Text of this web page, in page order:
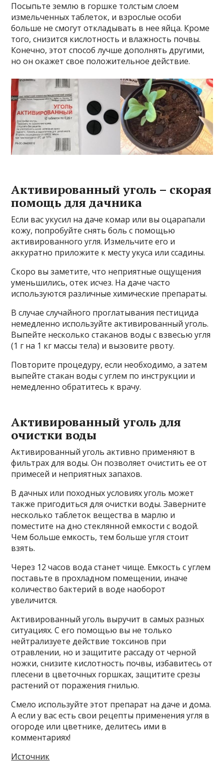
Посыпьте землю в горшке толстым слоем
измельченных таблеток, и взрослые особи
больше не смогут откладывать в нее яйца. Кроме
того, снизится кислотность и влажность почвы.
Конечно, этот способ лучше дополнять другими,
но он окажет свое положительное действие.
Активированный уголь – скорая
помощь для дачника
Если вас укусил на даче комар или вы оцарапали
кожу, попробуйте снять боль с помощью
активированного угля. Измельчите его и
аккуратно приложите к месту укуса или ссадины.
Скоро вы заметите, что неприятные ощущения
уменьшились, отек исчез. На даче часто
используются различные химические препараты.
В случае случайного проглатывания пестицида
немедленно используйте активированный уголь.
Выпейте несколько стаканов воды с взвесью угля
(1 г на 1 кг массы тела) и вызовите рвоту.
Повторите процедуру, если необходимо, а затем
выпейте стакан воды с углем по инструкции и
немедленно обратитесь к врачу.
Активированный уголь для
очистки воды
Активированный уголь активно применяют в
фильтрах для воды. Он позволяет очистить ее от
примесей и неприятных запахов.
В дачных или походных условиях уголь может
также пригодиться для очистки воды. Заверните
несколько таблеток вещества в марлю и
поместите на дно стеклянной емкости с водой.
Чем больше емкость, тем больше угля стоит
взять.
Через 12 часов вода станет чище. Емкость с углем
поставьте в прохладном помещении, иначе
количество бактерий в воде наоборот
увеличится.
Активированный уголь выручит в самых разных
ситуациях. С его помощью вы не только
нейтрализуете действие токсинов при
отравлении, но и защитите рассаду от черной
ножки, снизите кислотность почвы, избавитесь от
плесени в цветочных горшках, защитите срезы
растений от поражения гнилью.
Смело используйте этот препарат на даче и дома.
А если у вас есть свои рецепты применения угля в
огороде или цветнике, делитесь ими в
комментариях!
Источник